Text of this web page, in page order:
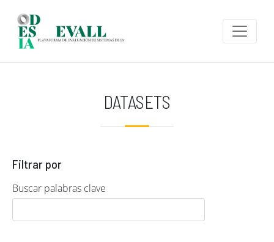
DATASETS
Filtrar por
Buscar palabras clave